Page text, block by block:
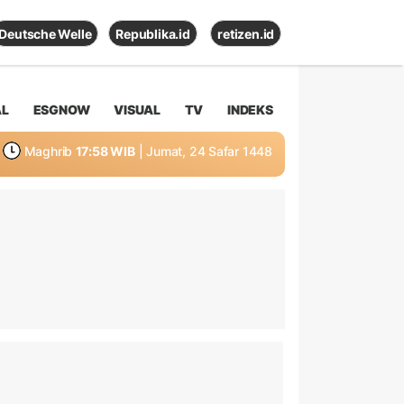
Deutsche Welle Republika.id retizen.id
ESGNOW VISUAL TV INDEKS
Maghrib 17:58 WIB | Jumat, 24 Safar 1448